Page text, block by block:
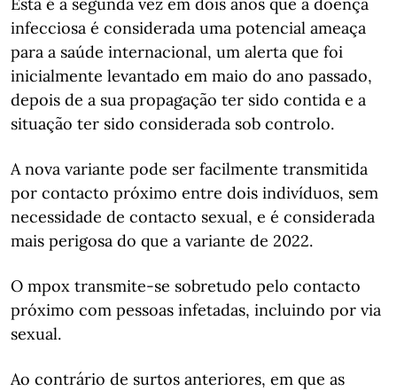
infecciosa é considerada uma potencial ameaça
para a saúde internacional, um alerta que foi
inicialmente levantado em maio do ano passado,
depois de a sua propagação ter sido contida e a
situação ter sido considerada sob controlo.
A nova variante pode ser facilmente transmitida
por contacto próximo entre dois indivíduos, sem
necessidade de contacto sexual, e é considerada
mais perigosa do que a variante de 2022.
O mpox transmite-se sobretudo pelo contacto
próximo com pessoas infetadas, incluindo por via
sexual.
Ao contrário de surtos anteriores, em que as